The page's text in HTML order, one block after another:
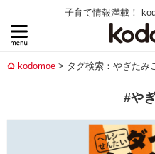
子育て情報満載！
kodomoe タグ検索：やぎたみ
#や